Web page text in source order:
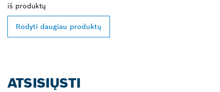
iš produktų
Rodyti daugiau produktų
ATSISIŲSTI